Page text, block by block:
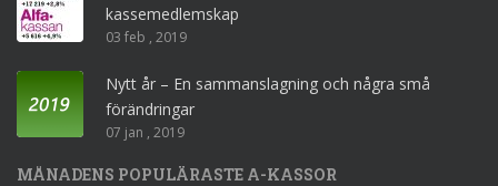
kassemedlemskap
03 feb , 2019
Nytt år – En sammanslagning och några små
förändringar
07 jan , 2019
MÅNADENS POPULÄRASTE A-KASSOR